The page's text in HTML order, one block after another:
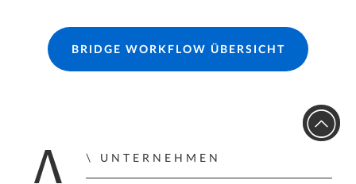
BRIDGE WORKFLOW ÜBERSICHT
UNTERNEHMEN